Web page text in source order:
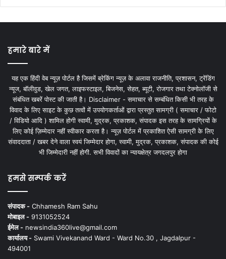
हमारे बारे में
यह एक हिंदी वेब न्यूज़ पोर्टल है जिसमें ब्रेकिंग न्यूज़ के अलावा राजनीति, प्रशासन, ट्रेंडिंग
न्यूज, बॉलीवुड, खेल जगत, लाइफस्टाइल, बिजनेस, सेहत, ब्यूटी, रोजगार तथा टेक्नोलॉजी से
संबंधित खबरें पोस्ट की जाती है। Disclaimer - समाचार से सम्बंधित किसी भी तरह के
विवाद के लिए साइट के कुछ तत्वों में उपयोगकर्ताओं द्वारा प्रस्तुत सामग्री ( समाचार / फोटो
/ विडियो आदि ) शामिल होगी स्वामी, मुद्रक, प्रकाशक, संपादक इस तरह के सामग्रियों के
लिए कोई ज़िम्मेदार नहीं स्वीकार करता है। न्यूज़ पोर्टल में प्रकाशित ऐसी सामग्री के लिए
संवाददाता / खबर देने वाला स्वयं जिम्मेदार होगा, स्वामी, मुद्रक, प्रकाशक, संपादक की कोई
भी जिम्मेदारी नहीं होगी. सभी विवादों का न्यायक्षेत्र जगदलपुर होगा
हमसे सम्पर्क करें
संपादक - Chhamesh Ram Sahu
मोबाइल - 9131052524
ईमेल - newsindia360live@gmail.com
कार्यालय - Swami Vivekanand Ward - Ward No.30 , Jagdalpur -
494001